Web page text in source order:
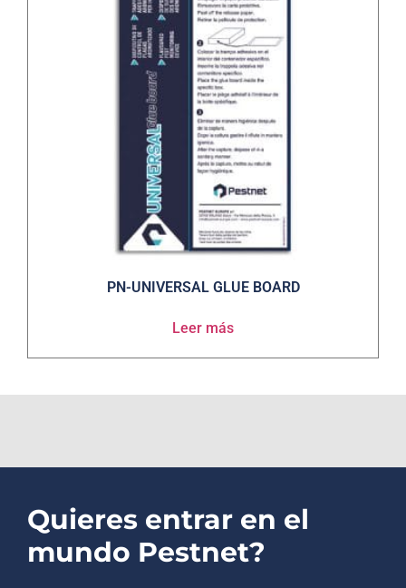
PN-UNIVERSAL GLUE BOARD
Leer más
Quieres entrar en el
mundo Pestnet?